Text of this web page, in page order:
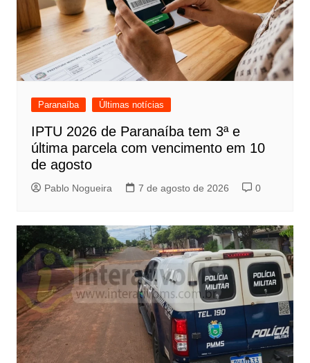
Paranaíba Últimas notícias
IPTU 2026 de Paranaíba tem 3ª e
última parcela com vencimento em 10
de agosto
Pablo Nogueira 7 de agosto de 2026 0